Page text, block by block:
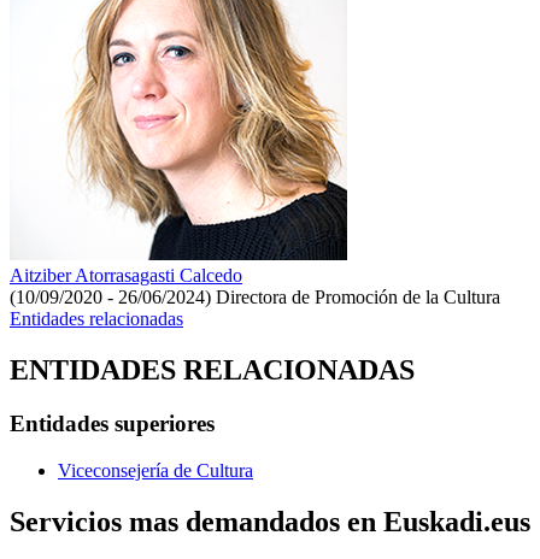
Aitziber Atorrasagasti Calcedo
(10/09/2020 - 26/06/2024) Directora de Promoción de la Cultura
Entidades relacionadas
ENTIDADES RELACIONADAS
Entidades superiores
Viceconsejería de Cultura
Servicios mas demandados en Euskadi.eus